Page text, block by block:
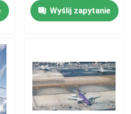
Wyślij zapytanie